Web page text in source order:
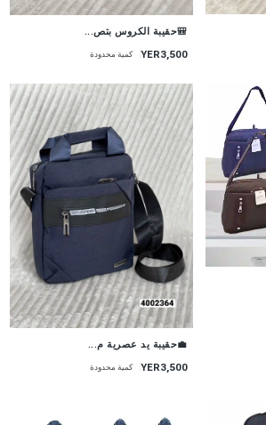
🎒حقيبة الكروس بتص...
YER3,500 كمية محدودة
💼حقيبة يد عصرية م...
YER3,500 كمية محدودة